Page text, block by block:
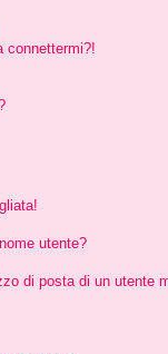
connettermi?!
utente?
di posta di un utente